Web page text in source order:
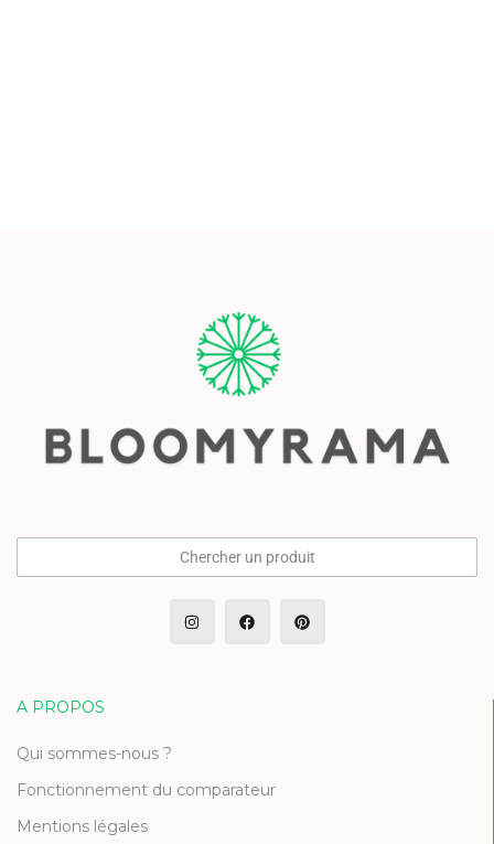
Chercher un produit
A PROPOS
Qui sommes-nous ?
Fonctionnement du comparateur
Mentions légales